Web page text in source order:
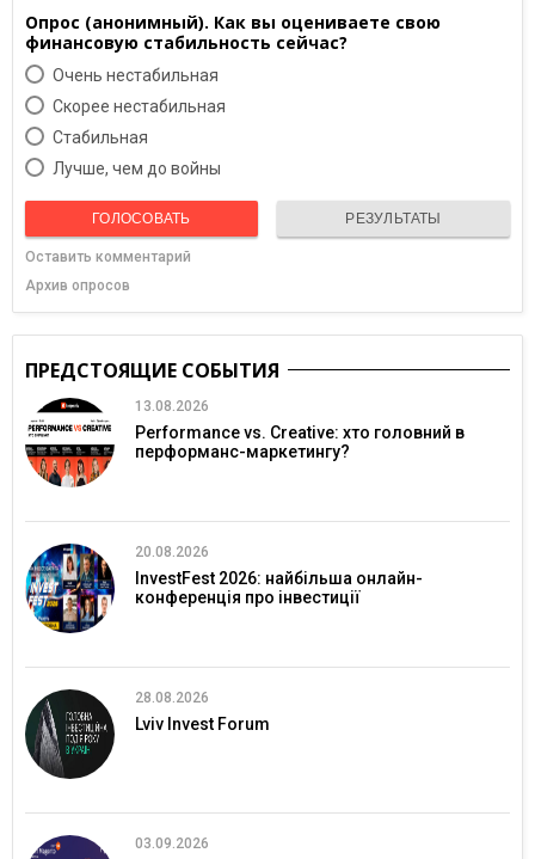
Опрос (анонимный). Как вы оцениваете свою
финансовую стабильность сейчас?
Очень нестабильная
Скорее нестабильная
Cтабильная
Лучше, чем до войны
ГОЛОСОВАТЬ РЕЗУЛЬТАТЫ
Оставить комментарий
Архив опросов
ПРЕДСТОЯЩИЕ СОБЫТИЯ
13.08.2026
Performance vs. Creative: хто головний в
перформанс-маркетингу?
20.08.2026
InvestFest 2026: найбільша онлайн-
конференція про інвестиції
28.08.2026
Lviv Invest Forum
03.09.2026